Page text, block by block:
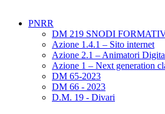
PNRR
DM 219 SNODI
Azione 1.4.1 – Sito internet
Azione 2.1 – Animatori
Azione 1 – Next generation
DM 65-2023
DM 66 - 2023
D.M. 19 - Divari